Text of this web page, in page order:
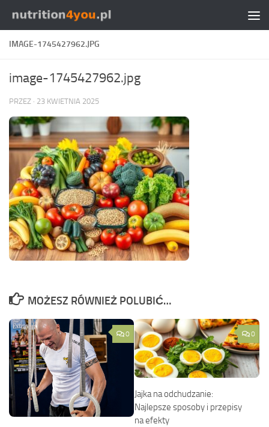
Przejdź do treści
IMAGE-1745427962.JPG
image-1745427962.jpg
PRZEZ · 23 KWIETNIA 2025
MOŻESZ RÓWNIEŻ POLUBIĆ…
0 0
Jajka na odchudzanie:
Najlepsze sposoby i przepisy
na efekty